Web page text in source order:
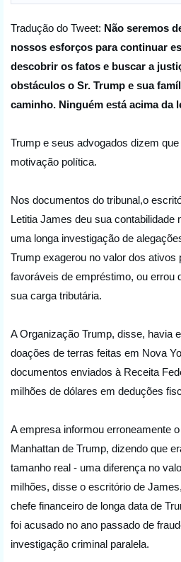
Tradução do Tweet: Não seremos
nossos esforços para continuar
descobrir os fatos e buscar a
obstáculos o Sr. Trump e sua
caminho. Ninguém está acima da
Trump e seus advogados dizem
motivação política.
Nos documentos do tribunal,o
Letitia James deu sua contabilidade
uma longa investigação de
Trump exagerou no valor dos ativos
favoráveis de empréstimo, ou errou
sua carga tributária.
A Organização Trump, disse, havia
doações de terras feitas em Nova
documentos enviados à Receita
milhões de dólares em deduções
A empresa informou erroneamente
Manhattan de Trump, dizendo que
tamanho real - uma diferença no
milhões, disse o escritório de
chefe financeiro de longa data de
foi acusado no ano passado de
investigação criminal paralela.